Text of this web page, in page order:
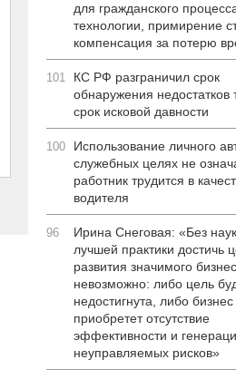
для гражданского
технологии, примирение
компенсация за потерю
101
КС РФ разграничил срок
обнаружения недостатков
срок исковой давности
100
Использование личного
служебных целях не
работник трудится в
водителя
96
Ирина Снеговая: «Без
лучшей практики достичь
развития значимого
невозможно: либо цель
недостигнута, либо бизнес
приобретет отсутствие
эффективности и
неуправляемых рисков»